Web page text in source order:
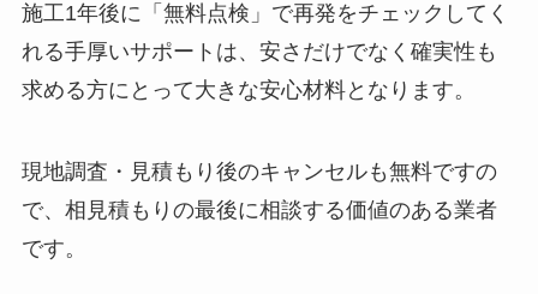
施工1年後に「無料点検」で再発をチェックしてく
れる手厚いサポートは、安さだけでなく確実性も
求める方にとって大きな安心材料となります。
現地調査・見積もり後のキャンセルも無料ですの
で、相見積もりの最後に相談する価値のある業者
です。